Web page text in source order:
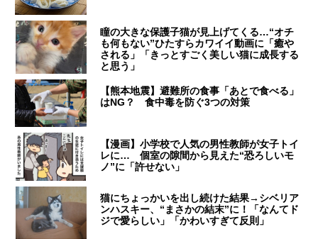
瞳の大きな保護子猫が見上げてくる…“オチ
も何もない”ひたすらカワイイ動画に「癒や
される」「きっとすごく美しい猫に成長する
と思う」
【熊本地震】避難所の食事「あとで食べる」
はNG？ 食中毒を防ぐ3つの対策
【漫画】小学校で人気の男性教師が女子トイ
レに… 個室の隙間から見えた“恐ろしいモ
ノ”に「許せない」
猫にちょっかいを出し続けた結果→シベリア
ンハスキー、“まさかの結末”に！「なんてド
ジで愛らしい」「かわいすぎて反則」